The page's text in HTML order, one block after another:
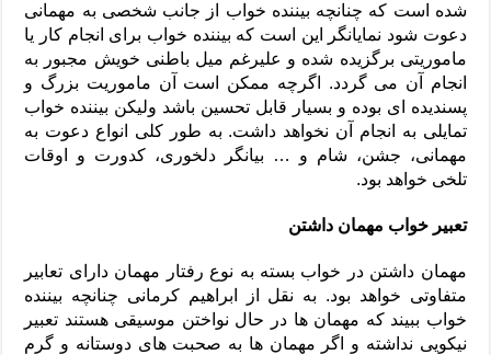
شده است که چنانچه بیننده خواب از جانب شخصی به مهمانی
دعوت شود نمایانگر این است که بیننده خواب برای انجام کار یا
ماموریتی برگزیده شده و علیرغم میل باطنی خویش مجبور به
انجام آن می گردد. اگرچه ممکن است آن ماموریت بزرگ و
پسندیده ای بوده و بسیار قابل تحسین باشد ولیکن بیننده خواب
تمایلی به انجام آن نخواهد داشت. به طور کلی انواع دعوت به
مهمانی، جشن، شام و … بیانگر دلخوری، کدورت و اوقات
تلخی خواهد بود.
تعبیر خواب مهمان داشتن
مهمان داشتن در خواب بسته به نوع رفتار مهمان دارای تعابیر
متفاوتی خواهد بود. به نقل از ابراهیم کرمانی چنانچه بیننده
خواب ببیند که مهمان ها در حال نواختن موسیقی هستند تعبیر
نیکویی نداشته و اگر مهمان ها به صحبت های دوستانه و گرم